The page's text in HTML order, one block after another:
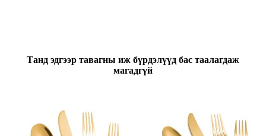
Танд эдгээр тавагны иж бүрдэлүүд бас таалагдаж
магадгүй